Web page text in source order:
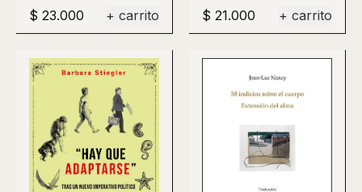
$ 23.000 + carrito $ 21.000 + carrito